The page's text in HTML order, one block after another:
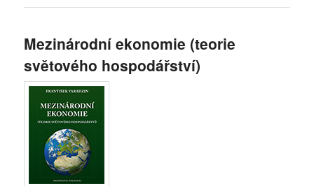
Mezinárodní ekonomie (teorie
světového hospodářství)